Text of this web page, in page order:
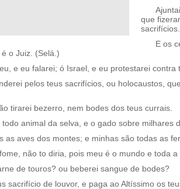
que
sacrifícios.
E os
o Juiz. (Selá.)
e eu falarei; ó Israel, e eu protestarei contra
pelos teus sacrifícios, ou holocaustos,
tirarei bezerro, nem bodes dos teus currais.
animal da selva, e o gado sobre milhares
as aves dos montes; e minhas são todas as
não to diria, pois meu é o mundo e toda a
de touros? ou beberei sangue de bodes?
sacrifício de louvor, e paga ao Altíssimo os